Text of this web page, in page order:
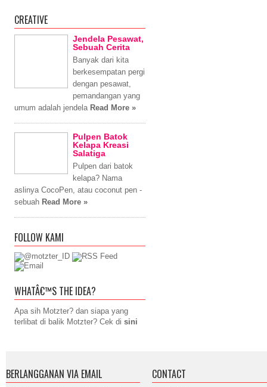
CREATIVE
Jendela Pesawat,
Sebuah Cerita
Banyak dari kita
berkesempatan pergi
dengan pesawat,
pemandangan yang
umum adalah jendela Read More »
Pulpen Batok
Kelapa Kreasi
Salatiga
Pulpen dari batok
kelapa? Nama
aslinya CocoPen, atau coconut pen -
sebuah Read More »
FOLLOW KAMI
WHATÂ€™S THE IDEA?
Apa sih Motzter? dan siapa yang
terlibat di balik Motzter? Cek di sini
BERLANGGANAN VIA EMAIL CONTACT